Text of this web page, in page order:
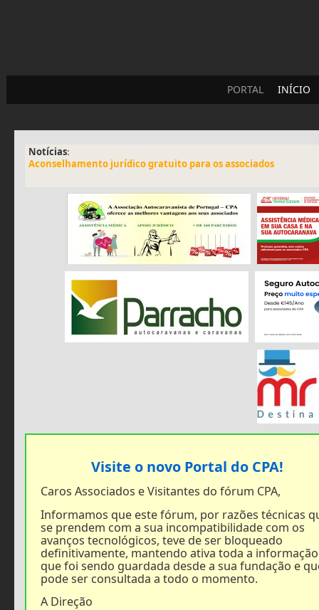
PORTAL INÍCIO
Notícias:
Aconselhamento jurídico gratuito para os associados
Visite o novo Portal do CPA!
Caros Associados e Visitantes do fórum CPA,
Informamos que este fórum, por razões técnicas
se prendem com a sua incompatibilidade com os
avanços tecnológicos, teve de ser bloqueado
definitivamente, mantendo ativa toda a informação
que foi sendo guardada desde a sua fundação e
pode ser consultada a todo o momento.
A Direção